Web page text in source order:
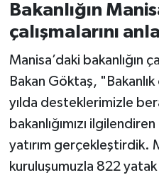
Bakanlığın
çalışmalarını
Manisa’daki bakanlığın
Bakan Göktaş,
yılda desteklerimizle
bakanlığımızı
yatırım gerçekleştirdik.
kuruluşumuzla 822